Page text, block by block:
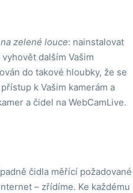
zelené louce: nainstalovat
dalším Vašim
do takové hloubky, že se
k Vašim kamerám a
a čidel na WebCamLive.
čidla měřící požadované
– zřídíme. Ke každému